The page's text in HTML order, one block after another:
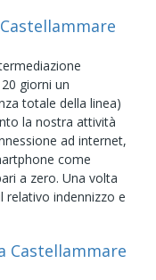
giorni un
totale della linea)
la nostra attività
ad internet,
come
a zero. Una volta
relativo indennizzo e
Castellammare